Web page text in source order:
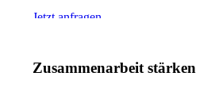
Jetzt anfragen
Zusammenarbeit stärken